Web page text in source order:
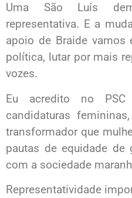
Uma São Luís
representativa. E a
apoio de Braide vamos
política, lutar por mais
vozes.
Eu acredito no PSC
candidaturas
transformador que
pautas de equidade de
com a sociedade
Representatividade